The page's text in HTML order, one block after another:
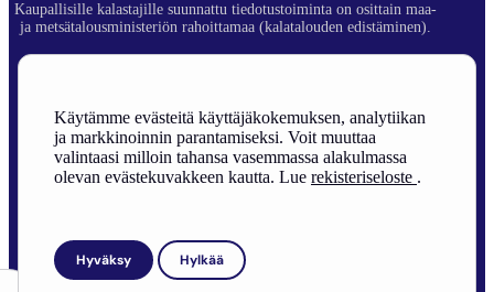
Käytämme evästeitä käyttäjäkokemuksen, analytiikan
ja markkinoinnin parantamiseksi. Voit muuttaa
valintaasi milloin tahansa vasemmassa alakulmassa
olevan evästekuvakkeen kautta. Lue rekisteriseloste .
Hyväksy Hylkää
Kaupallisille kalastajille suunnattu tiedotustoiminta on osittain maa-
ja metsätalousministeriön rahoittamaa (kalatalouden edistäminen).
Rekisteriseloste
Sivuston toteutus